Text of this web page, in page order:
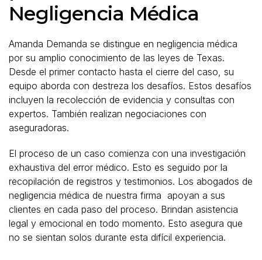
Negligencia Médica
Amanda Demanda se distingue en negligencia médica
por su amplio conocimiento de las leyes de Texas.
Desde el primer contacto hasta el cierre del caso, su
equipo aborda con destreza los desafíos. Estos desafíos
incluyen la recolección de evidencia y consultas con
expertos. También realizan negociaciones con
aseguradoras.
El proceso de un caso comienza con una investigación
exhaustiva del error médico. Esto es seguido por la
recopilación de registros y testimonios. Los abogados de
negligencia médica de nuestra firma apoyan a sus
clientes en cada paso del proceso. Brindan asistencia
legal y emocional en todo momento. Esto asegura que
no se sientan solos durante esta difícil experiencia.